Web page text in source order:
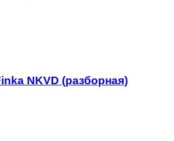
NKVD (разборная)